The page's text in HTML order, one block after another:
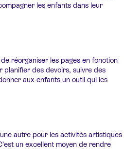
les enfants dans leur
réorganiser les pages en fonction
planifier des devoirs, suivre des
aux enfants un outil qui les
autre pour les activités artistiques
un excellent moyen de rendre